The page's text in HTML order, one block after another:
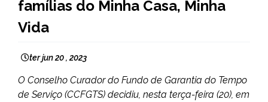
famílias do Minha Casa, Minha
Vida
ter jun 20 , 2023
O Conselho Curador do Fundo de Garantia do Tempo
de Serviço (CCFGTS) decidiu, nesta terça-feira (20), em